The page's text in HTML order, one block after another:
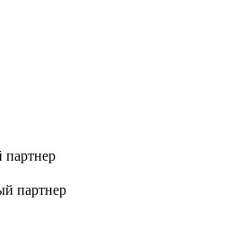
партнер
партнер